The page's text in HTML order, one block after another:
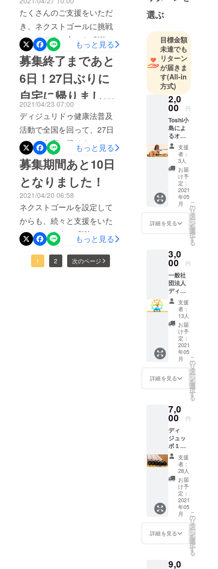
の養成講座をここ一ヶ月
で！嬉しくてたまりません
^_^クラウドファンディング
をやって良かったと、心底
感じています。ディジュリ
ドゥ健康法を広める仲間
が、ますます増えてくれる
よう、今後も一層励みま
す。最後までご支援をよろ
しくお願いします！たくさ
んのご支援をいただいた皆
様、本当にありがとうござ
います！
たくさんのご支援をいただ
き、ネクストゴールに挑戦
しています！心から感謝し
ています。このクラウド
ファンディングのプロジェ
クトからご縁が繋がり、マ
イスター養成講座へのお申
し込み、ディジュッポのご
購入もたくさんの方からい
ただいています。この1ヶ月
で、ディジュリドゥ健康法
の輪が、さらに加速度的に
広がっていることを、日々
実感しています。先日初め
て施術をしていただいた整
体の先生が、このプロジェ
クトをご覧になり、ディ
ジュリドゥ健康法の素晴ら
しさをご理解くださって、
もっと見る
募集終了まであと
6日！27日ぶりに
自宅に帰りまし
た。
2021/04/23 07:00
ディジュリドゥ健康法普及
活動で全国を回って、27日
ぶりに自宅に帰りました。
募集終了まであと6日とな
り、マイスター早割リター
ンが完売となりました。あ
りがたいことです！まだま
だ、皆様に喜んでいただけ
るリターンをたくさんご用
意しておりますので、引き
続きのご支援をよろしくお
願いします。1人でも多くの
もっと見る
募集期間あと10日
となりました！
2021/04/20 06:58
ネクストゴールを設定して
からも、続々と支援をいた
だいています。感謝しかあ
りません！本当にありがた
い事です。大阪→沖縄→東
もっと見る
1 2 次のページ
リカンフ
の即興演奏
とオリジナ
ルのギター
弾き語り
で、全国的
にライブ活
動していま
す。2014年
から予防医
療の普及発
展に貢献す
るべく、脳
幹活性効果
の高いディ
ジュリドゥ
健康法を全
国的に展
開。
選ぶ
目標金額
未達でも
リターン
が届きま
す(All-in
方式)
2,0
00 円
Toshi小
島によ
るオン
ライン
トーク
ライブ
に参加
してい
ただけ
る権利
です。
※日程等
はメー
ルでご
案内い
たしま
支援
者：
3人
お届
け予
定：
2021
年05
月
詳細を見る
こ
の
リ
タ
ー
ン
を
選
択
す
る
3,0
00 円
一般社
団法人
ディ
ジュリ
ドゥ健
康法普
及協会
の個人
スポン
サーに
なれる
権利で
す。
ホーム
ページ
に個人
サーと
してお
名前を
掲載さ
せてい
ただき
ます。
※HPに
記載す
るお名
前を購
入時の
備考欄
に必ず
ご記入
くださ
い。 ※
加もで
支援
者：
13人
お届
け予
定：
2021
年05
月
詳細を見る
こ
の
リ
タ
ー
ン
を
選
択
す
る
7,0
00 円
ディ
ジュッ
ポ１本
をお送
りしま
す！ ※
送料込
みのお
値段で
す。
支援
者：
28人
お届
け予
定：
2021
年05
月
詳細を見る
こ
の
リ
タ
ー
ン
を
選
択
す
る
9,0